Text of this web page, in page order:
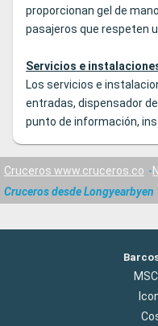
proporcionan gel de
pasajeros que respeten
Servicios e
Los servicios e
entradas, dispensador
punto de información,
Cruceros www.cruceros.co
Cruceros desde Longyearbyen